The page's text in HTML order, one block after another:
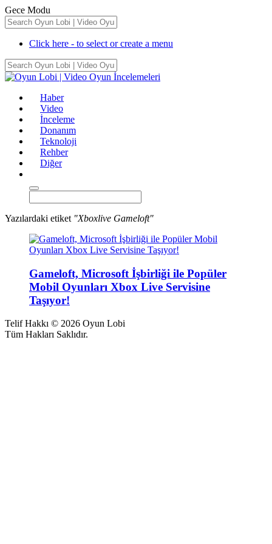
Gece Modu
Click here - to select or create a menu
Haber
Video
İnceleme
Donanım
Teknoloji
Rehber
Diğer
Yazılardaki etiket "Xboxlive Gameloft"
Gameloft, Microsoft İşbirliği ile Popüler
Mobil Oyunları Xbox Live Servisine
Taşıyor!
Telif Hakkı © 2026 Oyun Lobi
Tüm Hakları Saklıdır.